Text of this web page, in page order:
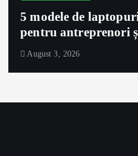
5 modele de
pentru antreprenori
August 3, 2026